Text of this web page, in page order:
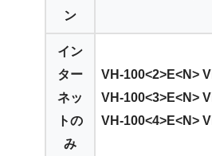
ン
イン
ター
ネッ
トの
み
VH-100<2>E<N>
VH-100<3>E<N>
VH-100<4>E<N>